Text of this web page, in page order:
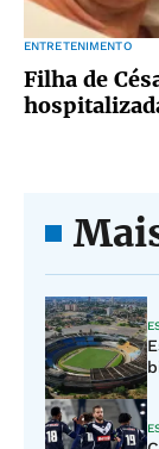
ENTRETENIMENTO
Filha de